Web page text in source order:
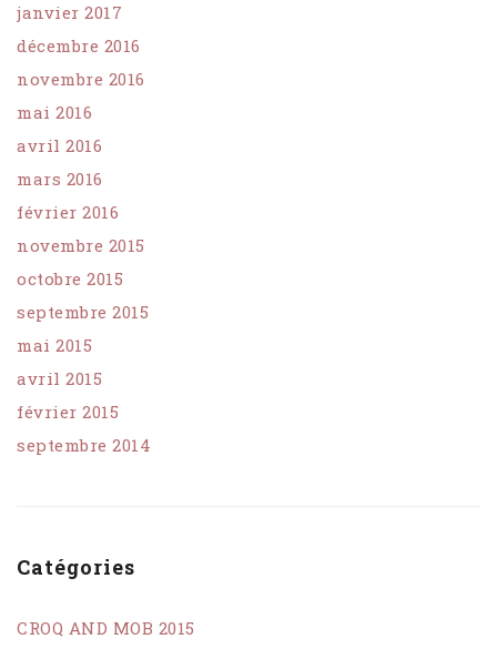
janvier 2017
décembre 2016
novembre 2016
mai 2016
avril 2016
mars 2016
février 2016
novembre 2015
octobre 2015
septembre 2015
mai 2015
avril 2015
février 2015
septembre 2014
Catégories
CROQ AND MOB 2015